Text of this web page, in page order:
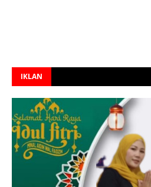
IKLAN